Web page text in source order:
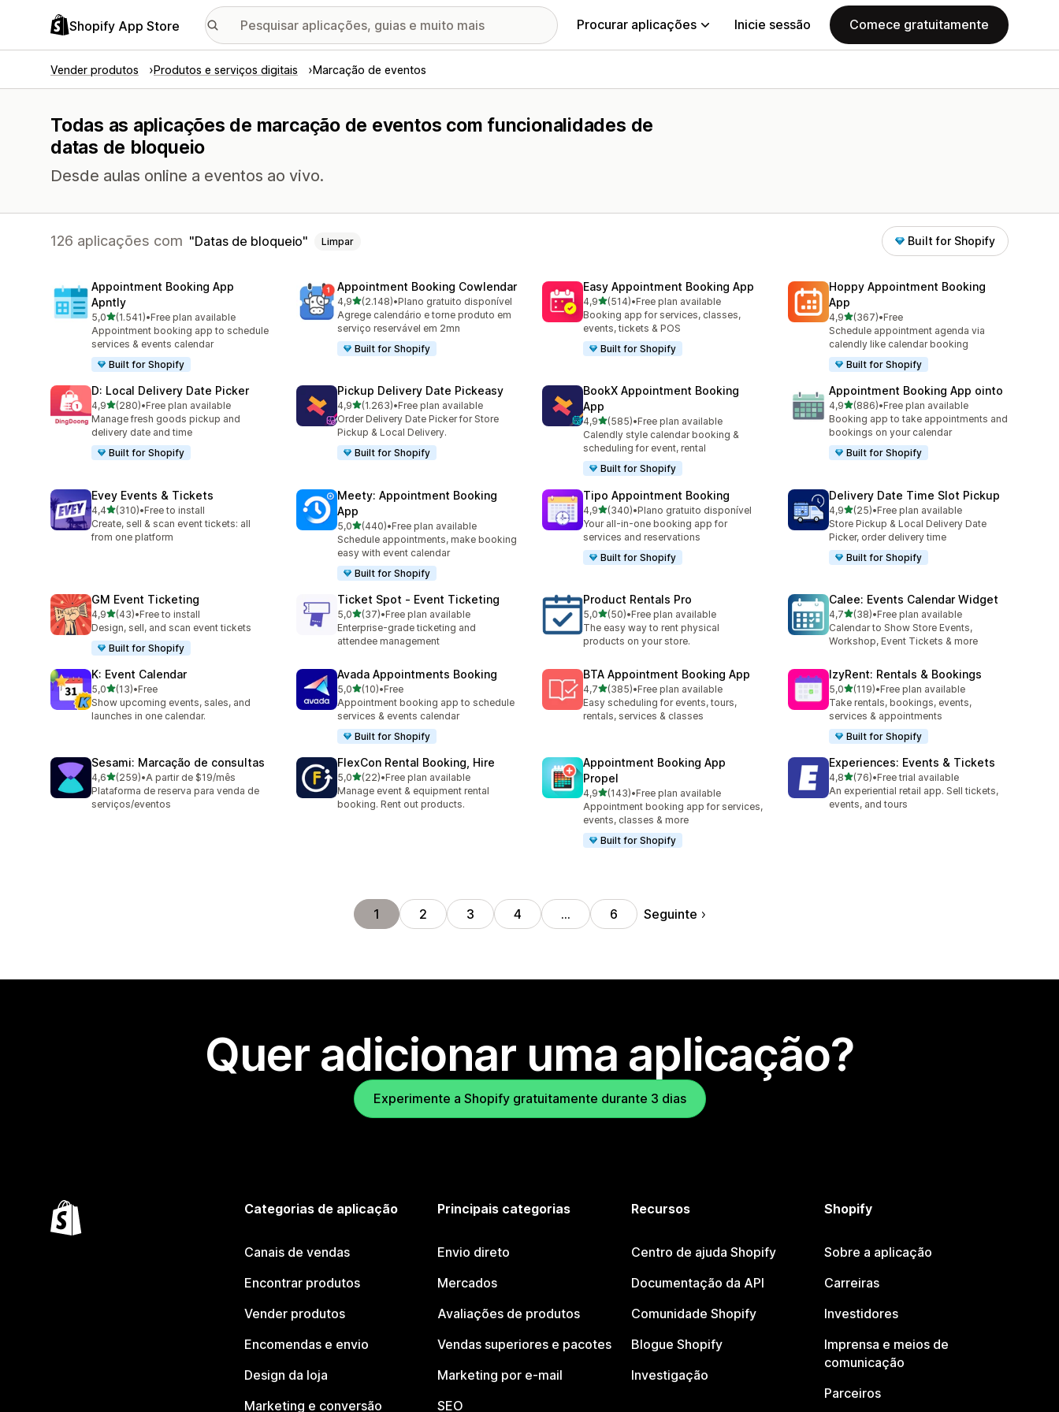
Shopify App Store Procurar aplicações Inicie sessão Comece gratuitamente
Vender produtos Produtos e serviços digitais Marcação de eventos
Todas as aplicações de marcação de eventos com funcionalidades de
datas de bloqueio
Desde aulas online a eventos ao vivo.
126 aplicações com Datas de bloqueio Limpar Built for Shopify
Appointment Booking App
Apntly
5,0de 5 estrelas
(1.541)
1541 total de avaliações
•Free plan available
Appointment booking app to schedule
services & events calendar
Built for Shopify
Appointment Booking Cowlendar
4,9de 5 estrelas
(2.148)
2148 total de avaliações
•Plano gratuito disponível
Agrege calendário e torne produto em
serviço reservável em 2mn
Built for Shopify
Easy Appointment Booking App
4,9de 5 estrelas
(514)
514 total de avaliações
•Free plan available
Booking app for services, classes,
events, tickets & POS
Built for Shopify
Hoppy Appointment Booking
App
4,9de 5 estrelas
(367)
367 total de avaliações
•Free
Schedule appointment agenda via
calendly like calendar booking
Built for Shopify
D: Local Delivery Date Picker
4,9de 5 estrelas
(280)
280 total de avaliações
•Free plan available
Manage fresh goods pickup and
delivery date and time
Built for Shopify
Pickup Delivery Date Pickeasy
4,9de 5 estrelas
(1.263)
1263 total de avaliações
•Free plan available
Order Delivery Date Picker for Store
Pickup & Local Delivery.
Built for Shopify
BookX Appointment Booking
App
4,9de 5 estrelas
(585)
585 total de avaliações
•Free plan available
Calendly style calendar booking &
scheduling for event, rental
Built for Shopify
Appointment Booking App ointo
4,9de 5 estrelas
(886)
886 total de avaliações
•Free plan available
Booking app to take appointments and
bookings on your calendar
Built for Shopify
Evey Events & Tickets
4,4de 5 estrelas
(310)
310 total de avaliações
•Free to install
Create, sell & scan event tickets: all
from one platform
Meety: Appointment Booking
App
5,0de 5 estrelas
(440)
440 total de avaliações
•Free plan available
Schedule appointments, make booking
easy with event calendar
Built for Shopify
Tipo Appointment Booking
4,9de 5 estrelas
(340)
340 total de avaliações
•Plano gratuito disponível
Your all-in-one booking app for
services and reservations
Built for Shopify
Delivery Date Time Slot Pickup
4,9de 5 estrelas
(25)
25 total de avaliações
•Free plan available
Store Pickup & Local Delivery Date
Picker, order delivery time
Built for Shopify
GM Event Ticketing
4,9de 5 estrelas
(43)
43 total de avaliações
•Free to install
Design, sell, and scan event tickets
Built for Shopify
Ticket Spot ‑ Event Ticketing
5,0de 5 estrelas
(37)
37 total de avaliações
•Free plan available
Enterprise-grade ticketing and
attendee management
Product Rentals Pro
5,0de 5 estrelas
(50)
50 total de avaliações
•Free plan available
The easy way to rent physical
products on your store.
Calee: Events Calendar Widget
4,7de 5 estrelas
(38)
38 total de avaliações
•Free plan available
Calendar to Show Store Events,
Workshop, Event Tickets & more
K: Event Calendar
5,0de 5 estrelas
(13)
13 total de avaliações
•Free
Show upcoming events, sales, and
launches in one calendar.
Avada Appointments Booking
5,0de 5 estrelas
(10)
10 total de avaliações
•Free
Appointment booking app to schedule
services & events calendar
Built for Shopify
BTA Appointment Booking App
4,7de 5 estrelas
(385)
385 total de avaliações
•Free plan available
Easy scheduling for events, tours,
rentals, services & classes
IzyRent: Rentals & Bookings
5,0de 5 estrelas
(119)
119 total de avaliações
•Free plan available
Take rentals, bookings, events,
services & appointments
Built for Shopify
Sesami: Marcação de consultas
4,6de 5 estrelas
(259)
259 total de avaliações
•A partir de $19/mês
Plataforma de reserva para venda de
serviços/eventos
FlexCon Rental Booking, Hire
5,0de 5 estrelas
(22)
22 total de avaliações
•Free plan available
Manage event & equipment rental
booking. Rent out products.
Appointment Booking App
Propel
4,9de 5 estrelas
(143)
143 total de avaliações
•Free plan available
Appointment booking app for services,
events, classes & more
Built for Shopify
Experiences: Events & Tickets
4,8de 5 estrelas
(76)
76 total de avaliações
•Free trial available
An experiential retail app. Sell tickets,
events, and tours
1 2 3 4 … 6 Seguinte
Quer adicionar uma aplicação?
Experimente a Shopify gratuitamente durante 3 dias
Categorias de aplicação
Canais de vendas
Encontrar produtos
Vender produtos
Encomendas e envio
Design da loja
Marketing e conversão
Principais categorias
Envio direto
Mercados
Avaliações de produtos
Vendas superiores e pacotes
Marketing por e-mail
SEO
Recursos
Centro de ajuda Shopify
Documentação da API
Comunidade Shopify
Blogue Shopify
Investigação
Shopify
Sobre a aplicação
Carreiras
Investidores
Imprensa e meios de
comunicação
Parceiros